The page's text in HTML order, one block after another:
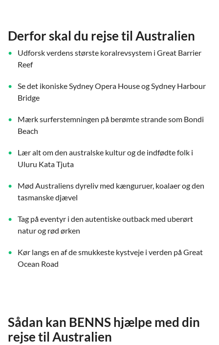
Derfor skal du rejse til Australien
Udforsk verdens største koralrevsystem i Great Barrier
Reef
Se det ikoniske Sydney Opera House og Sydney Harbour
Bridge
Mærk surferstemningen på berømte strande som Bondi
Beach
Lær alt om den australske kultur og de indfødte folk i
Uluru Kata Tjuta
Mød Australiens dyreliv med kænguruer, koalaer og den
tasmanske djævel
Tag på eventyr i den autentiske outback med uberørt
natur og rød ørken
Kør langs en af de smukkeste kystveje i verden på Great
Ocean Road
Sådan kan BENNS hjælpe med din
rejse til Australien